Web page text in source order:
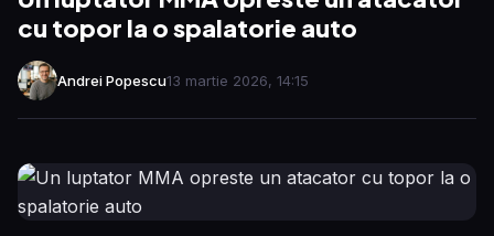
cu topor la o spalatorie auto
Andrei Popescu13 martie 2026, 14:15